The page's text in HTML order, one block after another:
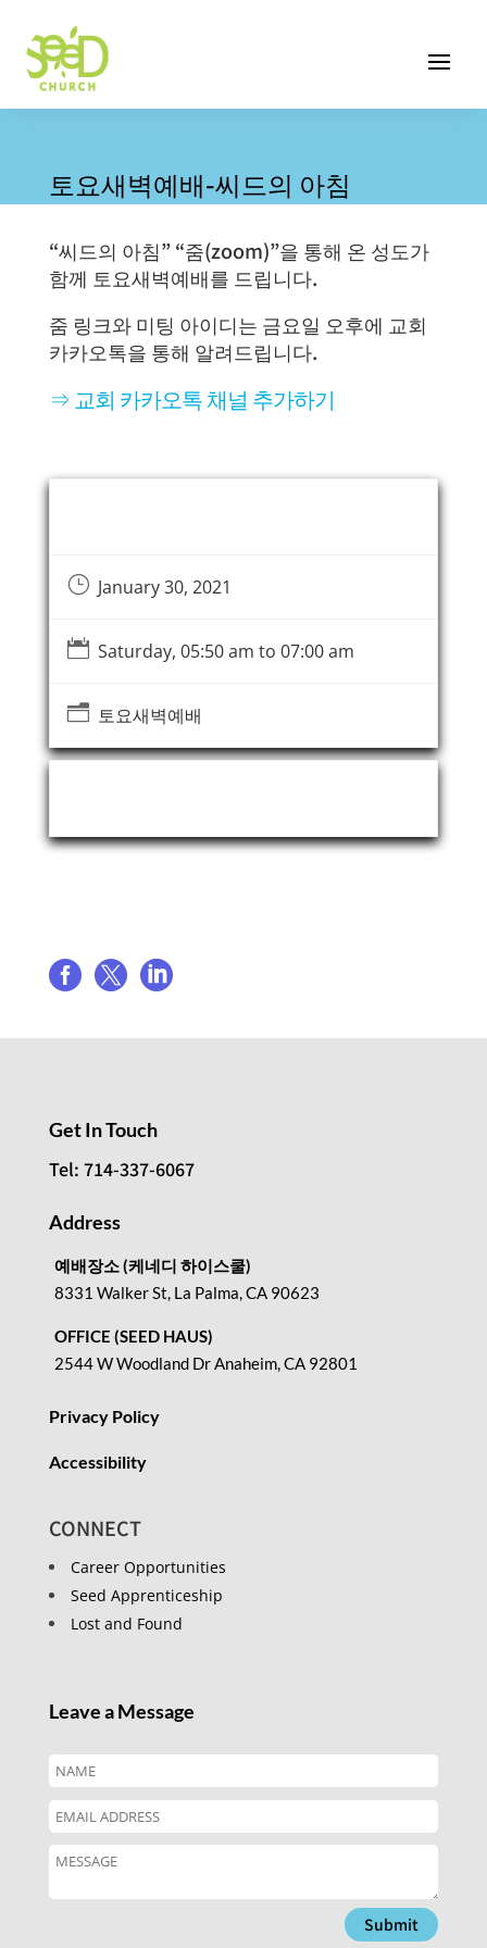
토요새벽예배-씨드의 아침
“씨드의 아침” “줌(zoom)”을 통해 온 성도가
함께 토요새벽예배를 드립니다.
줌 링크와 미팅 아이디는 금요일 오후에 교회
카카오톡을 통해 알려드립니다.
⇒ 교회 카카오톡 채널 추가하기
}January 30, 2021
 Saturday, 05:50 am to 07:00 am
n토요새벽예배
  
Get In Touch
Tel: 714-337-6067
Address
예배장소 (케네디 하이스쿨)
8331 Walker St, La Palma, CA 90623
OFFICE (SEED HAUS)
2544 W Woodland Dr Anaheim, CA 92801
Privacy Policy
Accessibility
CONNECT
Career Opportunities
Seed Apprenticeship
Lost and Found
Leave a Message
Submit